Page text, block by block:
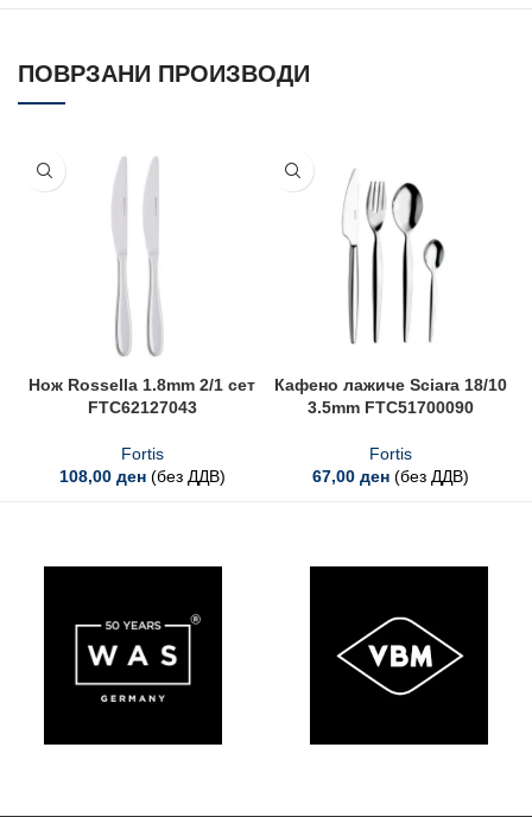
ПОВРЗАНИ ПРОИЗВОДИ
Нож Rossella 1.8mm 2/1 сет
FTC62127043
Fortis
108,00 ден (без ДДВ)
Кафено лажиче Sciara 18/10
3.5mm FTC51700090
Fortis
67,00 ден (без ДДВ)